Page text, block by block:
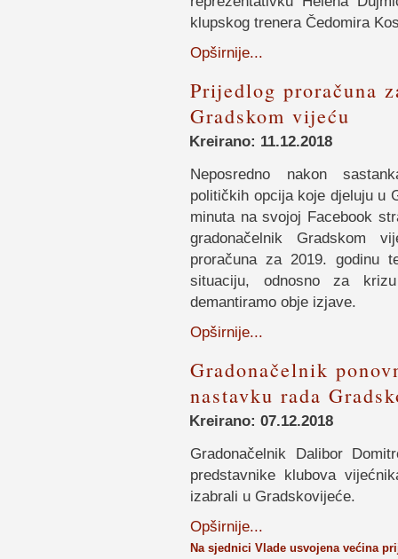
klupskog trenera Čedomira
Opširnije...
Prijedlog proračuna
Gradskom vijeću
Kreirano: 11.12.2018
Neposredno nakon
političkih opcija koje djeluju u
minuta na svojoj Facebook
gradonačelnik Gradskom
proračuna za 2019. godinu
situaciju, odnosno za
demantiramo obje izjave.
Opširnije...
Gradonačelnik
nastavku rada
Kreirano: 07.12.2018
Gradonačelnik Dalibor
predstavnike klubova
izabrali u Gradskovijeće.
Opširnije...
Na sjednici Vlade usvojena većina